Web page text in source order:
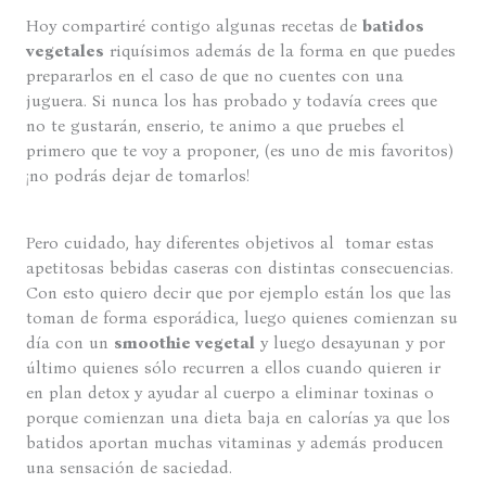
Hoy compartiré contigo algunas recetas de batidos
vegetales riquísimos además de la forma en que puedes
prepararlos en el caso de que no cuentes con una
juguera. Si nunca los has probado y todavía crees que
no te gustarán, enserio, te animo a que pruebes el
primero que te voy a proponer, (es uno de mis favoritos)
¡no podrás dejar de tomarlos!
Pero cuidado, hay diferentes objetivos al tomar estas
apetitosas bebidas caseras con distintas consecuencias.
Con esto quiero decir que por ejemplo están los que las
toman de forma esporádica, luego quienes comienzan su
día con un smoothie vegetaly luego desayunan y por
último quienes sólo recurren a ellos cuando quieren ir
en plan detox y ayudar al cuerpo a eliminar toxinas o
porque comienzan una dieta baja en calorías ya que los
batidos aportan muchas vitaminas y además producen
una sensación de saciedad.